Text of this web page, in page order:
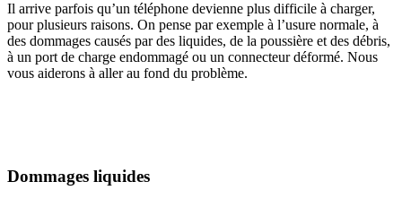
Il arrive parfois qu’un téléphone devienne plus difficile à charger,
pour plusieurs raisons. On pense par exemple à l’usure normale, à
des dommages causés par des liquides, de la poussière et des débris,
à un port de charge endommagé ou un connecteur déformé. Nous
vous aiderons à aller au fond du problème.
Dommages liquides